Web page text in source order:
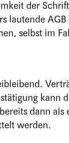
der
lautende
selbst im
kann
dann
werden.